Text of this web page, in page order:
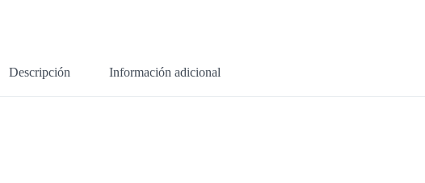
Descripción Información adicional